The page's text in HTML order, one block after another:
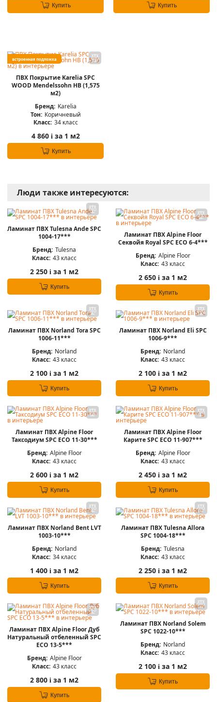
Купить Купить
встроенная подложка
ПВХ Покрытие Karelia SPC
WOOD Mendelssohn HB (1,575
м2)
Бренд: Karelia
Тон: Коричневый
Класс: 34 класс
4 860 iза 1 м2
Купить
Люди также интересуются:
Ламинат ПВХ Tulesna Ande SPC
1004-17***
Бренд: Tulesna
Класс: 43 класс
2 250 i за 1 м2
Купить
Ламинат ПВХ Alpine Floor
Секвойя Royal SPC ЕСО 6-4***
Бренд: Alpine Floor
Класс: 43 класс
2 650 i за 1 м2
Купить
Ламинат ПВХ Norland Tora SPC
1006-11***
Бренд: Norland
Класс: 43 класс
2 100 i за 1 м2
Купить
Ламинат ПВХ Norland Eli SPC
1006-9***
Бренд: Norland
Класс: 43 класс
2 100 i за 1 м2
Купить
Ламинат ПВХ Alpine Floor
Таксодиум SPC ЕСО 11-30***
Бренд: Alpine Floor
Класс: 43 класс
2 600 i за 1 м2
Купить
Ламинат ПВХ Alpine Floor
Карите SPC ECO 11-907***
Бренд: Alpine Floor
Класс: 43 класс
2 450 i за 1 м2
Купить
Ламинат ПВХ Norland Bent LVT
1003-10***
Бренд: Norland
Класс: 34 класс
1 400 i за 1 м2
Купить
Ламинат ПВХ Tulesna Allora
SPC 1004-18***
Бренд: Tulesna
Класс: 43 класс
2 250 i за 1 м2
Купить
Ламинат ПВХ Alpine Floor Дуб
Натуральный отбеленный SPC
ЕСО 13-5***
Бренд: Alpine Floor
Класс: 43 класс
2 800 i за 1 м2
Купить
Ламинат ПВХ Norland Solem
SPC 1022-10***
Бренд: Norland
Класс: 43 класс
2 100 i за 1 м2
Купить